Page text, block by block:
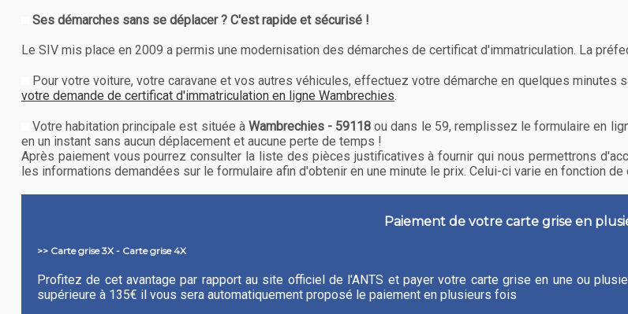
Ses démarches sans se déplacer ? C'est rapide et sécurisé !
Le SIV mis place en 2009 a permis une modernisation des démarches de certificat d'immatriculation. La
Pour votre voiture, votre caravane et vos autres véhicules, effectuez votre démarche en quelques minutes
votre demande de certificat d'immatriculation en ligne Wambrechies.
Votre habitation principale est située à Wambrechies - 59118 ou dans le 59, remplissez le formulaire en
en un instant sans aucun déplacement et aucune perte de temps !
Après paiement vous pourrez consulter la liste des pièces justificatives à fournir qui nous permettrons
les informations demandées sur le formulaire afin d'obtenir en une minute le prix. Celui-ci varie en fonction
Paiement de votre carte grise en
>> Carte grise 3X - Carte grise 4X
Profitez de cet avantage par rapport au site officiel de l'ANTS et payer votre carte grise en une ou
supérieure à 135€ il vous sera automatiquement proposé le paiement en plusieurs fois